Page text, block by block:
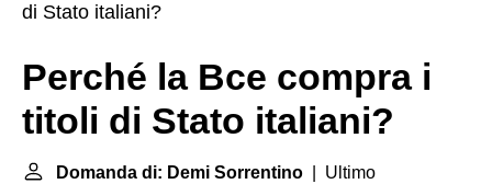
di Stato italiani?
Perché la Bce compra i
titoli di Stato italiani?
Domanda di: Demi Sorrentino | Ultimo